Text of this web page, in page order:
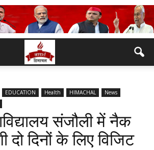
EDUCATION Health HIMACHAL
News
संजौली में नैक
दो दिनों के लिए विजिट